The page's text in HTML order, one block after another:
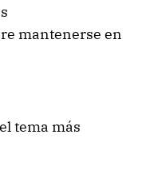
mantenerse en
tema más